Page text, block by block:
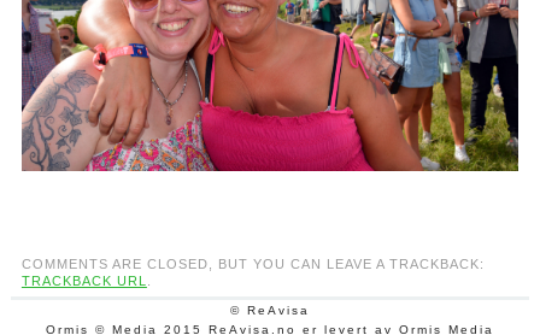
COMMENTS ARE CLOSED, BUT YOU CAN LEAVE A TRACKBACK:
TRACKBACK URL
© ReAvisa
Ormis © Media 2015 ReAvisa.no er levert av Ormis Media